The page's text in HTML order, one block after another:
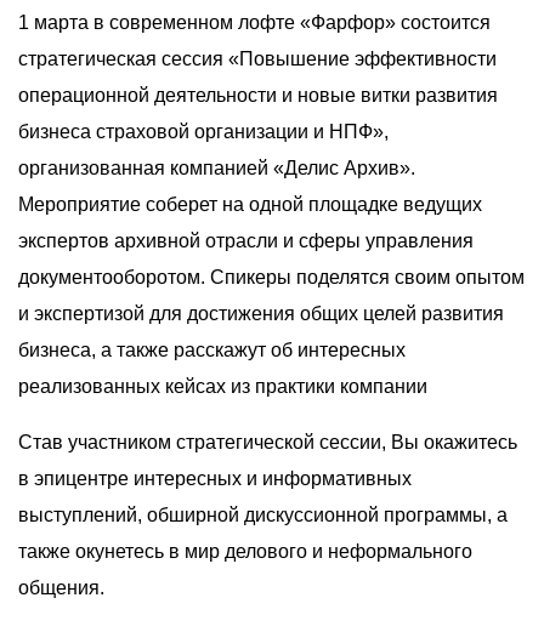
Акции
Реализованные проекты
Расчет
Заказать услугу
Заказать звонок
1 марта в современном лофте «Фарфор» состоится
стратегическая сессия «Повышение эффективности
операционной деятельности и новые витки развития
бизнеса страховой организации и НПФ»,
организованная компанией «Делис Архив».
Мероприятие соберет на одной площадке ведущих
экспертов архивной отрасли и сферы управления
документооборотом. Спикеры поделятся своим опытом
и экспертизой для достижения общих целей развития
бизнеса, а также расскажут об интересных
реализованных кейсах из практики компании
Став участником стратегической сессии, Вы окажитесь
в эпицентре интересных и информативных
выступлений, обширной дискуссионной программы, а
также окунетесь в мир делового и неформального
общения.